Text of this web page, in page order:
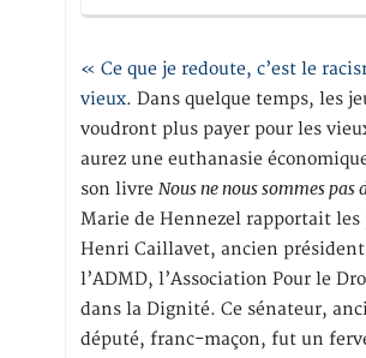
« Ce que je redoute, c’est le
vieux. Dans quelque temps, les
voudront plus payer pour les
aurez une euthanasie
son livre Nous ne nous sommes pas
Marie de Hennezel rapportait les
Henri Caillavet, ancien
l’ADMD, l’Association Pour le
dans la Dignité. Ce sénateur,
député, franc-maçon, fut un